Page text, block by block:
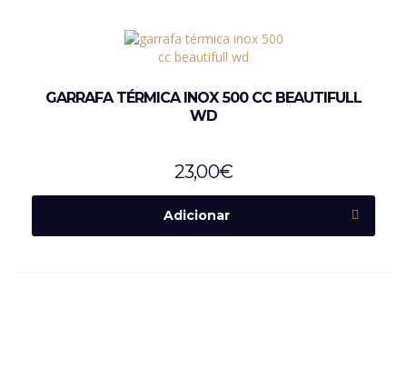
GARRAFA TÉRMICA INOX 500 CC BEAUTIFULL
WD
23,00€
Adicionar